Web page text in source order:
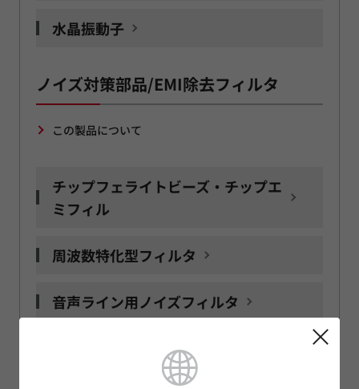
水晶振動子
ノイズ対策部品/EMI除去フィルタ
この製品について
チップフェライトビーズ・チップエ
ミフィル
周波数特化型フィルタ
音声ライン用ノイズフィルタ
LED用ノイズフィルタ